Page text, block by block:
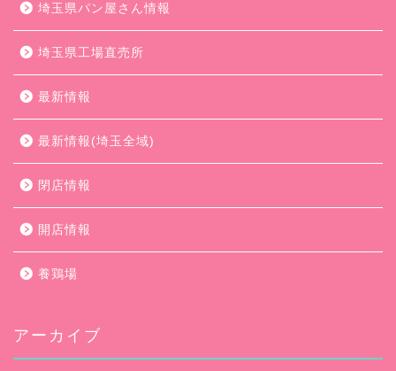
埼玉県パン屋さん情報
埼玉県工場直売所
最新情報
最新情報(埼玉全域)
閉店情報
開店情報
養鶏場
アーカイブ